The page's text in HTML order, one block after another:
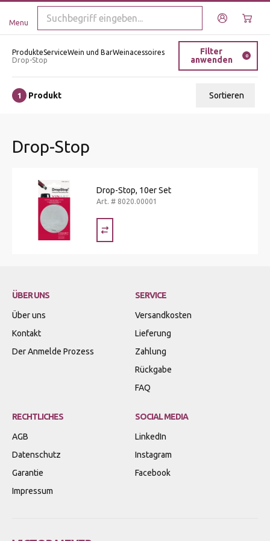
Menu
ProdukteServiceWein und BarWeinacessoires
Drop-Stop
Filter
anwenden
0
1 Produkt Sortieren
Drop-Stop
Drop-Stop, 10er Set
Art. # 8020.00001
ÜBER UNS
Über uns
Kontakt
Der Anmelde Prozess
SERVICE
Versandkosten
Lieferung
Zahlung
Rückgabe
FAQ
RECHTLICHES
AGB
Datenschutz
Garantie
Impressum
SOCIAL MEDIA
LinkedIn
Instagram
Facebook